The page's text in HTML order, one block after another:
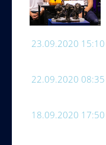
23.09.2020 15:10
22.09.2020 08:35
18.09.2020 17:50